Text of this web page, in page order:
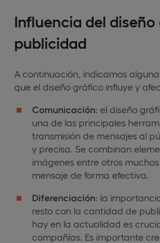
Influencia del
publicidad
A continuación, indicamos
que el diseño gráfico influye y
Comunicación: el diseño
una de las principales
transmisión de mensajes al
y precisa. Se combinan
imágenes entre otros
mensaje de forma efectiva.
Diferenciación: la
resto con la cantidad de
hay en la actualidad es
compañías. Es importante